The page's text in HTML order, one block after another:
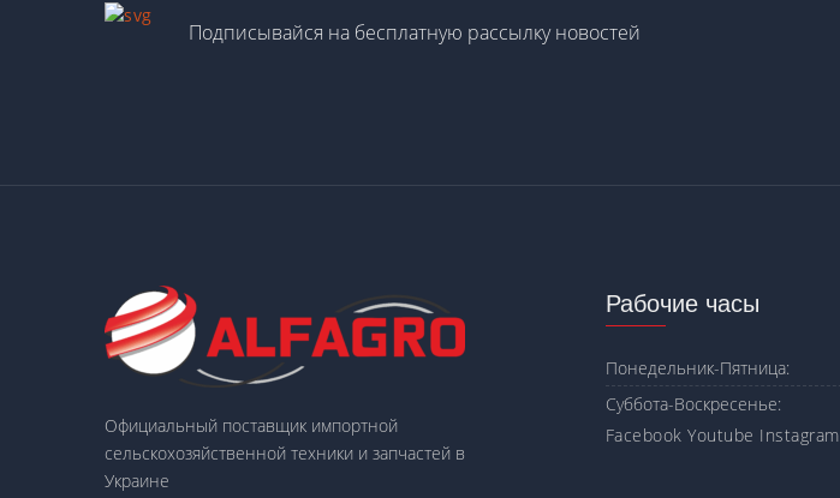
Подписывайся на бесплатную рассылку новостей
Официальный поставщик импортной
сельскохозяйственной техники и запчастей в
Украине
Рабочие часы
Понедельник-Пятница:
Суббота-Воскресенье:
Facebook Youtube Instagram